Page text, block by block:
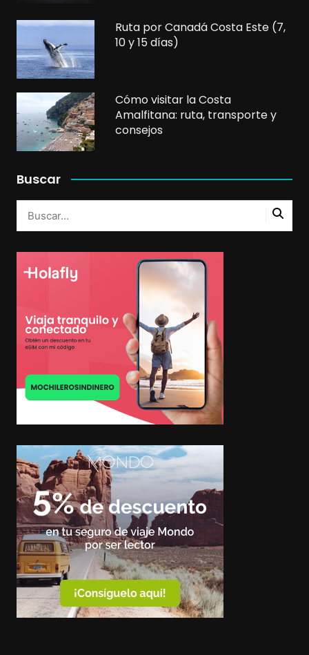
Ruta por Canadá Costa Este (7,
10 y 15 días)
Cómo visitar la Costa
Amalfitana: ruta, transporte y
consejos
Buscar